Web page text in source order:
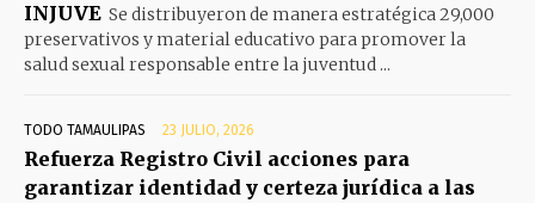
INJUVE Se distribuyeron de manera estratégica 29,000
preservativos y material educativo para promover la
salud sexual responsable entre la juventud ...
TODO TAMAULIPAS 23 JULIO, 2026
Refuerza Registro Civil acciones para
garantizar identidad y certeza jurídica a las